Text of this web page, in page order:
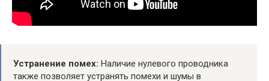
Устранение помех: Наличие нулевого проводника
также позволяет устранять помехи и шумы в